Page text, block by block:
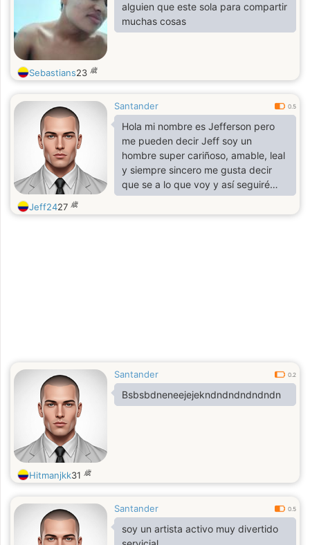
alguien que este sola para compartir
muchas cosas
Sebastians23 歳
Santander 0.5
Hola mi nombre es Jefferson pero
me pueden decir Jeff soy un
hombre super cariñoso, amable, leal
y siempre sincero me gusta decir
que se a lo que voy y así seguiré
espero que me conozcan mejor ????
☺️
Jeff2427 歳
Santander 0.2
Bsbsbdneneejejekndndndndndndn
Hitmanjkk31 歳
Santander 0.5
soy un artista activo muy divertido